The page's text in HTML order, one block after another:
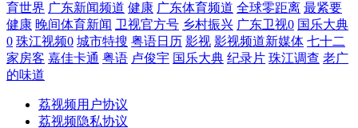
育世界 广东新闻频道 健康 广东体育频道 全球零距离 最紧要
健康 晚间体育新闻 卫视官方号 乡村振兴 广东卫视0 国乐大典
0 珠江视频0 城市特搜 粤语日历 影视 影视频道新媒体 七十二
家房客 嘉佳卡通 粤语 卢俊宇 国乐大典 纪录片 珠江调查 老广
的味道
荔视频用户协议
荔视频隐私协议